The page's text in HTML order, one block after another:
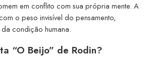
em conflito com sua própria mente. A
o peso invisível do pensamento,
condição humana.
“O Beijo” de Rodin?